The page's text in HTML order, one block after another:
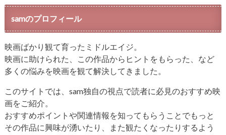
samのプロフィール
映画ばかり観て育ったミドルエイジ。
映画に助けられた、この作品からヒントをもらった、など
多くの悩みを映画を観て解決してきました。
このサイトでは、sam独自の視点で読者に必見のおすすめ映
画をご紹介。
おすすめポイントや関連情報を知ってもらうことでもっと
その作品に興味が湧いたり、また観たくなったりするよう